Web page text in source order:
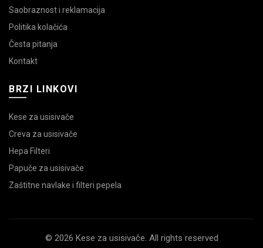
Saobraznost i reklamacija
Politika kolačića
Česta pitanja
Kontakt
BRZI LINKOVI
Kese za usisivače
Creva za usisivače
Hepa Filteri
Papuče za usisivače
Zaštitne navlake i filteri pepela
© 2026 Kese za usisivače. All rights reserved